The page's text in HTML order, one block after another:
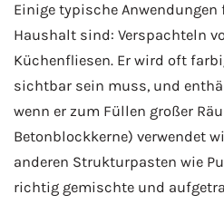
Einige typische
Haushalt sind: Verspachteln
Küchenfliesen. Er wird oft
sichtbar sein muss, und
wenn er zum Füllen großer
Betonblockkerne) verwendet
anderen Strukturpasten wie
richtig gemischte und